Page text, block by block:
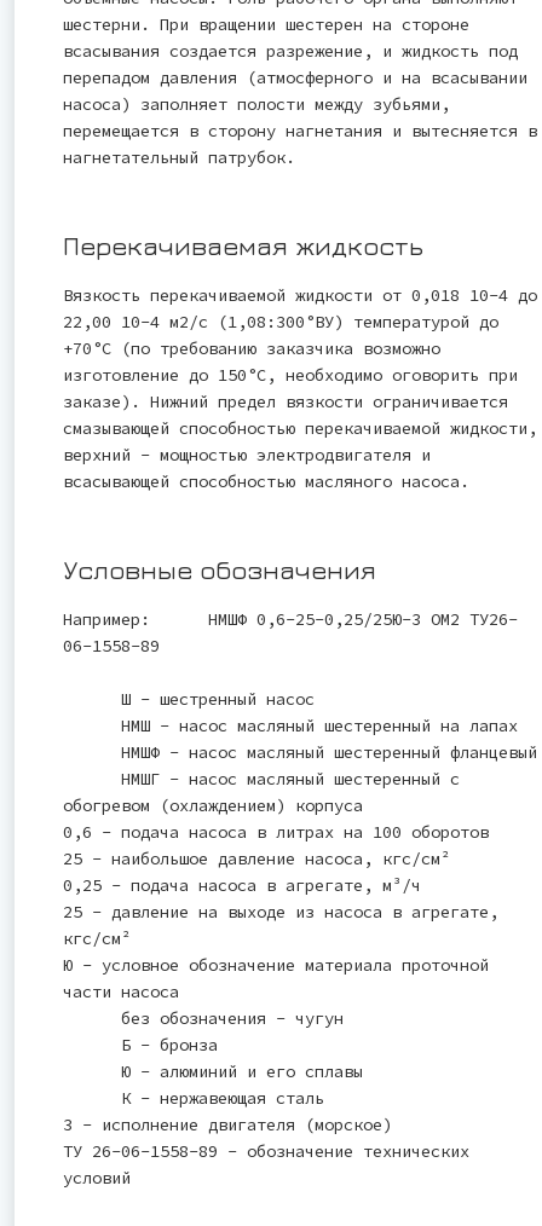
шестерни. При вращении шестерен на стороне
всасывания создается разрежение, и жидкость под
перепадом давления (атмосферного и на всасывании
насоса) заполняет полости между зубьями,
перемещается в сторону нагнетания и вытесняется в
нагнетательный патрубок.
Перекачиваемая жидкость
Вязкость перекачиваемой жидкости от 0,018 10-4 до
22,00 10-4 м2/с (1,08:300°ВУ) температурой до
+70°С (по требованию заказчика возможно
изготовление до 150°С, необходимо оговорить при
заказе). Нижний предел вязкости ограничивается
смазывающей способностью перекачиваемой жидкости,
верхний - мощностью электродвигателя и
всасывающей способностью масляного насоса.
Условные обозначения
Например: НМШФ 0,6-25-0,25/25Ю-3 ОМ2 ТУ26-
06-1558-89
Ш - шестренный насос
НМШ - насос масляный шестеренный на лапах
НМШФ - насос масляный шестеренный фланцевый
НМШГ - насос масляный шестеренный с
обогревом (охлаждением) корпуса
0,6 - подача насоса в литрах на 100 оборотов
25 - наибольшое давление насоса, кгс/см²
0,25 - подача насоса в агрегате, м³/ч
25 - давление на выходе из насоса в агрегате,
кгс/см²
Ю - условное обозначение материала проточной
части насоса
без обозначения - чугун
Б - бронза
Ю - алюминий и его сплавы
К - нержавеющая сталь
3 - исполнение двигателя (морское)
ТУ 26-06-1558-89 - обозначение технических
условий